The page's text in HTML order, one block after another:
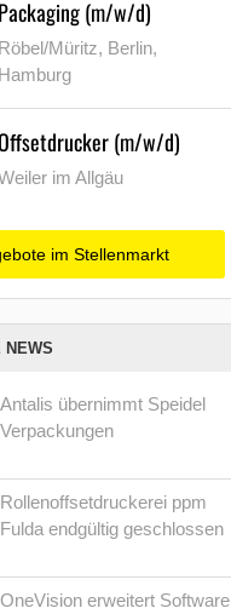
Packaging (m/w/d)
Röbel/Müritz, Berlin,
Hamburg
(m/w/d)
im Allgäu
im Stellenmarkt
NEWS
Antalis übernimmt Speidel
Verpackungen
Rollenoffsetdruckerei ppm
Fulda endgültig geschlossen
OneVision erweitert Software